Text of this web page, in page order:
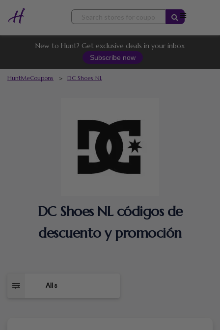
Skip
content
New to Hunt? Get exclusive deals in your inbox
Subscribe now
HuntMeCoupons > DC Shoes NL
DC Shoes NL códigos de
descuento y promoción
All 8